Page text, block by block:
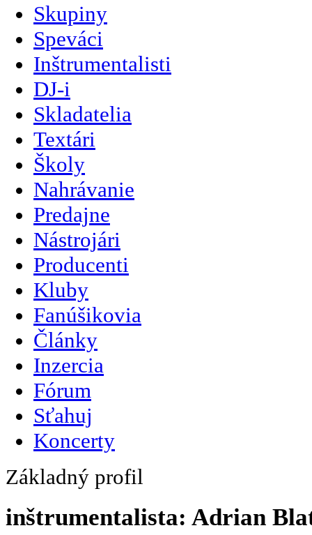
Skupiny
Speváci
Inštrumentalisti
DJ-i
Skladatelia
Textári
Školy
Nahrávanie
Predajne
Nástrojári
Producenti
Kluby
Fanúšikovia
Články
Inzercia
Fórum
Sťahuj
Koncerty
Základný profil
inštrumentalista: Adrian